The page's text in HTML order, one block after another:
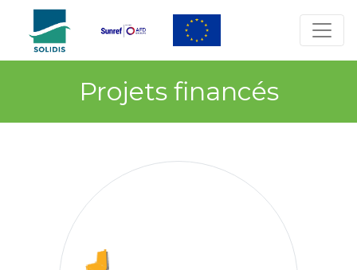
Projets financés